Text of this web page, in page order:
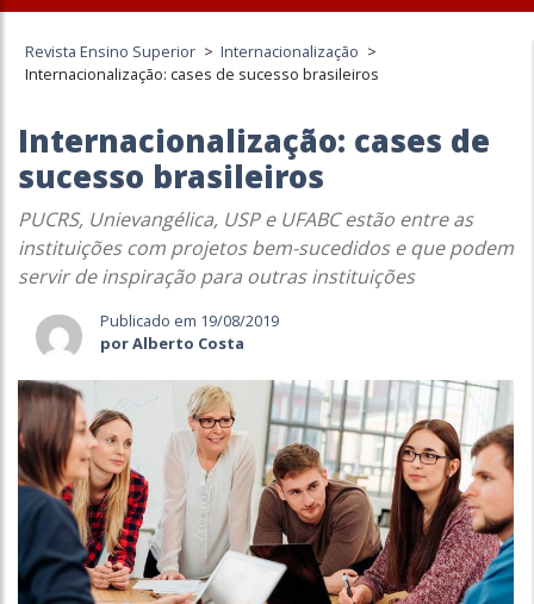
Revista Ensino Superior > Internacionalização >
Internacionalização: cases de sucesso brasileiros
Internacionalização: cases de
sucesso brasileiros
PUCRS, Unievangélica, USP e UFABC estão entre as
instituições com projetos bem-sucedidos e que podem
servir de inspiração para outras instituições
Publicado em 19/08/2019
por Alberto Costa